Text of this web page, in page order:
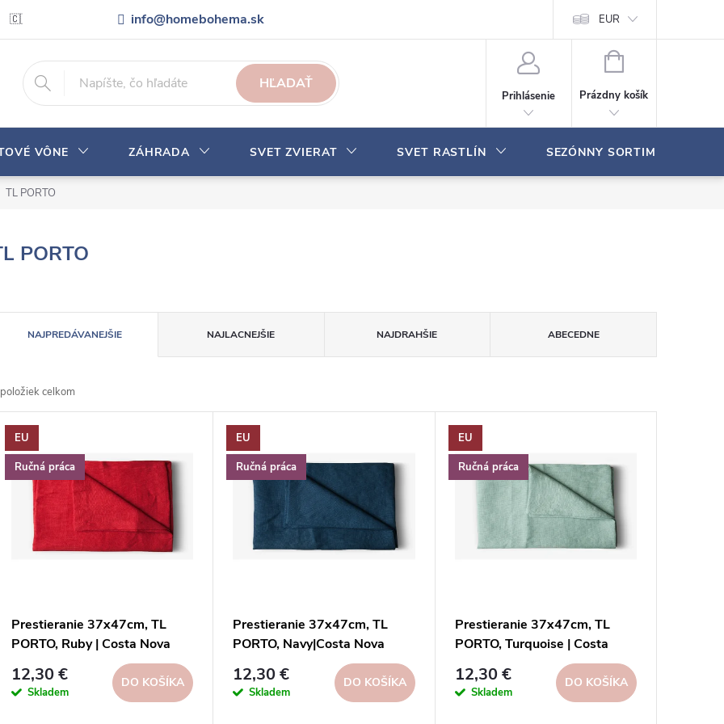
info@homebohema.sk
🇨🇿 Pro zákazníky z České republiky Veľkoobchodná spolupráca EUR
HĽADAŤ
Prihlásenie
N
K
N
Prázdny košík
VÔNE ZÁHRADA SVET ZVIERAT SVET RASTLÍN SEZÓNNY SORTIMENT
TL PORTO
PORTO
e
n
NAJPREDÁVANEJŠIE NAJLACNEJŠIE NAJDRAHŠIE ABECEDNE
položiek celkom
V
ý
EU
Ručná práca
Prestieranie 37x47cm, TL
PORTO, Ruby | Costa Nova
12,30 €
Skladem
DO KOŠÍKA
EU
Ručná práca
Prestieranie 37x47cm, TL
PORTO, Navy|Costa Nova
12,30 €
Skladem
DO KOŠÍKA
EU
Ručná práca
Prestieranie 37x47cm, TL
PORTO, Turquoise | Costa
12,30 €
Skladem
DO KOŠÍKA